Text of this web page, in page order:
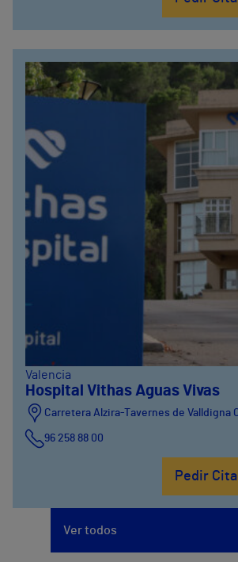
Valencia
Hospital Vithas Aguas Vivas
Carretera Alzira-Tavernes de Valldigna
96 258 88 00
Pedir Cita
Ver todos